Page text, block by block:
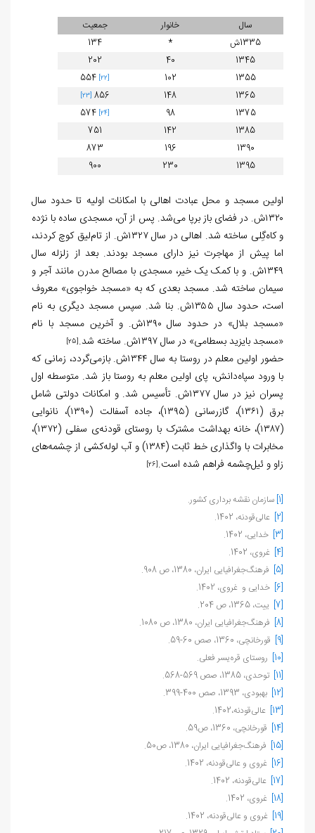
سال خانوار
جمعیت
1335ش
*
134
1345
40
202
1355
102
[22]
1365
148
856
[23]
1375
98
[24]
1385
142
751
1390
196
873
1395
230
900
اولین مسجد و محل عبادت اهالی با امکانات اولیه تا حدود سال
۱۳۲۰ش. در فضای باز برپا می‌شد. پس از آن، مسجدی ساده با نژده
و کاه‌گِلی ساخته شد. اهالی در سال ۱۳۲۷ش. از تام‌لیق کوچ کردند،
اما پیش از مهاجرت نیز دارای مسجد بودند. بعد از زلزله سال
۱۳۴۹ش. و با کمک یک خیر، مسجدی با مصالح مدرن مانند آجر و
سیمان ساخته شد. مسجد بعدی که به «مسجد خواجوی» معروف
است، حدود سال ۱۳۵۵ش. بنا شد. سپس مسجد دیگری به نام
«مسجد بلال» در حدود سال ۱۳۹۰ش. و آخرین مسجد با نام
«مسجد بایزید بسطامی» در سال ۱۳۹۷ش. ساخته شد.
[25]
حضور اولین معلم در روستا به سال ۱۳۴۴ش. بازمی‌گردد، زمانی که
با ورود سپاه‌دانش، پای اولین معلم به روستا باز شد. متوسطه اول
پسران نیز در سال ۱۳۷۷ش. تأسیس شد. و امکانات دولتی شامل
برق (۱۳۶۱)، گازرسانی (۱۳۹۵)، جاده آسفالت (۱۳۹۰)، نانوایی
(۱۳۸۷)، خانه بهداشت مشترک با روستای قودنه‌ی سفلی (۱۳۷۲)،
مخابرات با واگذاری خط ثابت (۱۳۸۴) و آب لوله‌کشی از چشمه‌های
زاو و ئیل‌چشمه فراهم شده است.[26]
[1] سازمان نقشه برداری کشور.
[2] عالی‌قودنه، 1402.
[3] خدایی، 1402.
[4] غروی، 1402.
[5] فرهنگ‌جغرافیایی ایران، 1380، ص 908.
[6] خدایی و غروی، 1402.
[7] ییت، 1365، ص 204.
[8] فرهنگ‌جغرافیایی ایران، 1380، ص 1080.
[9] قورخانچی، 1360، صص 60-59.
[10] روستای قره‌یسر فعلی.
[11] توحدی، 1385، صص 569-568.
[12] بهبودی، 1393، صص 400-399.
[13] عالی‌قودنه،1402.
[14] قورخانچی، 1360، ص59.
[15] فرهنگ‌جغرافیایی ایران، 1380، ص50.
[16] غروی و عالی‌قودنه، 1402.
[17] عالی‌قودنه، 1402.
[18] غروی، 1402.
[19] غروی و عالی‌قودنه، 1402.